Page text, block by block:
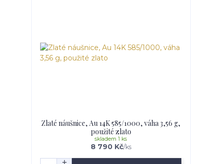
Zlaté náušnice, Au 14K 585/1000, váha 3,56 g,
použité zlato
8 790 Kč/ks
skladem 1 ks